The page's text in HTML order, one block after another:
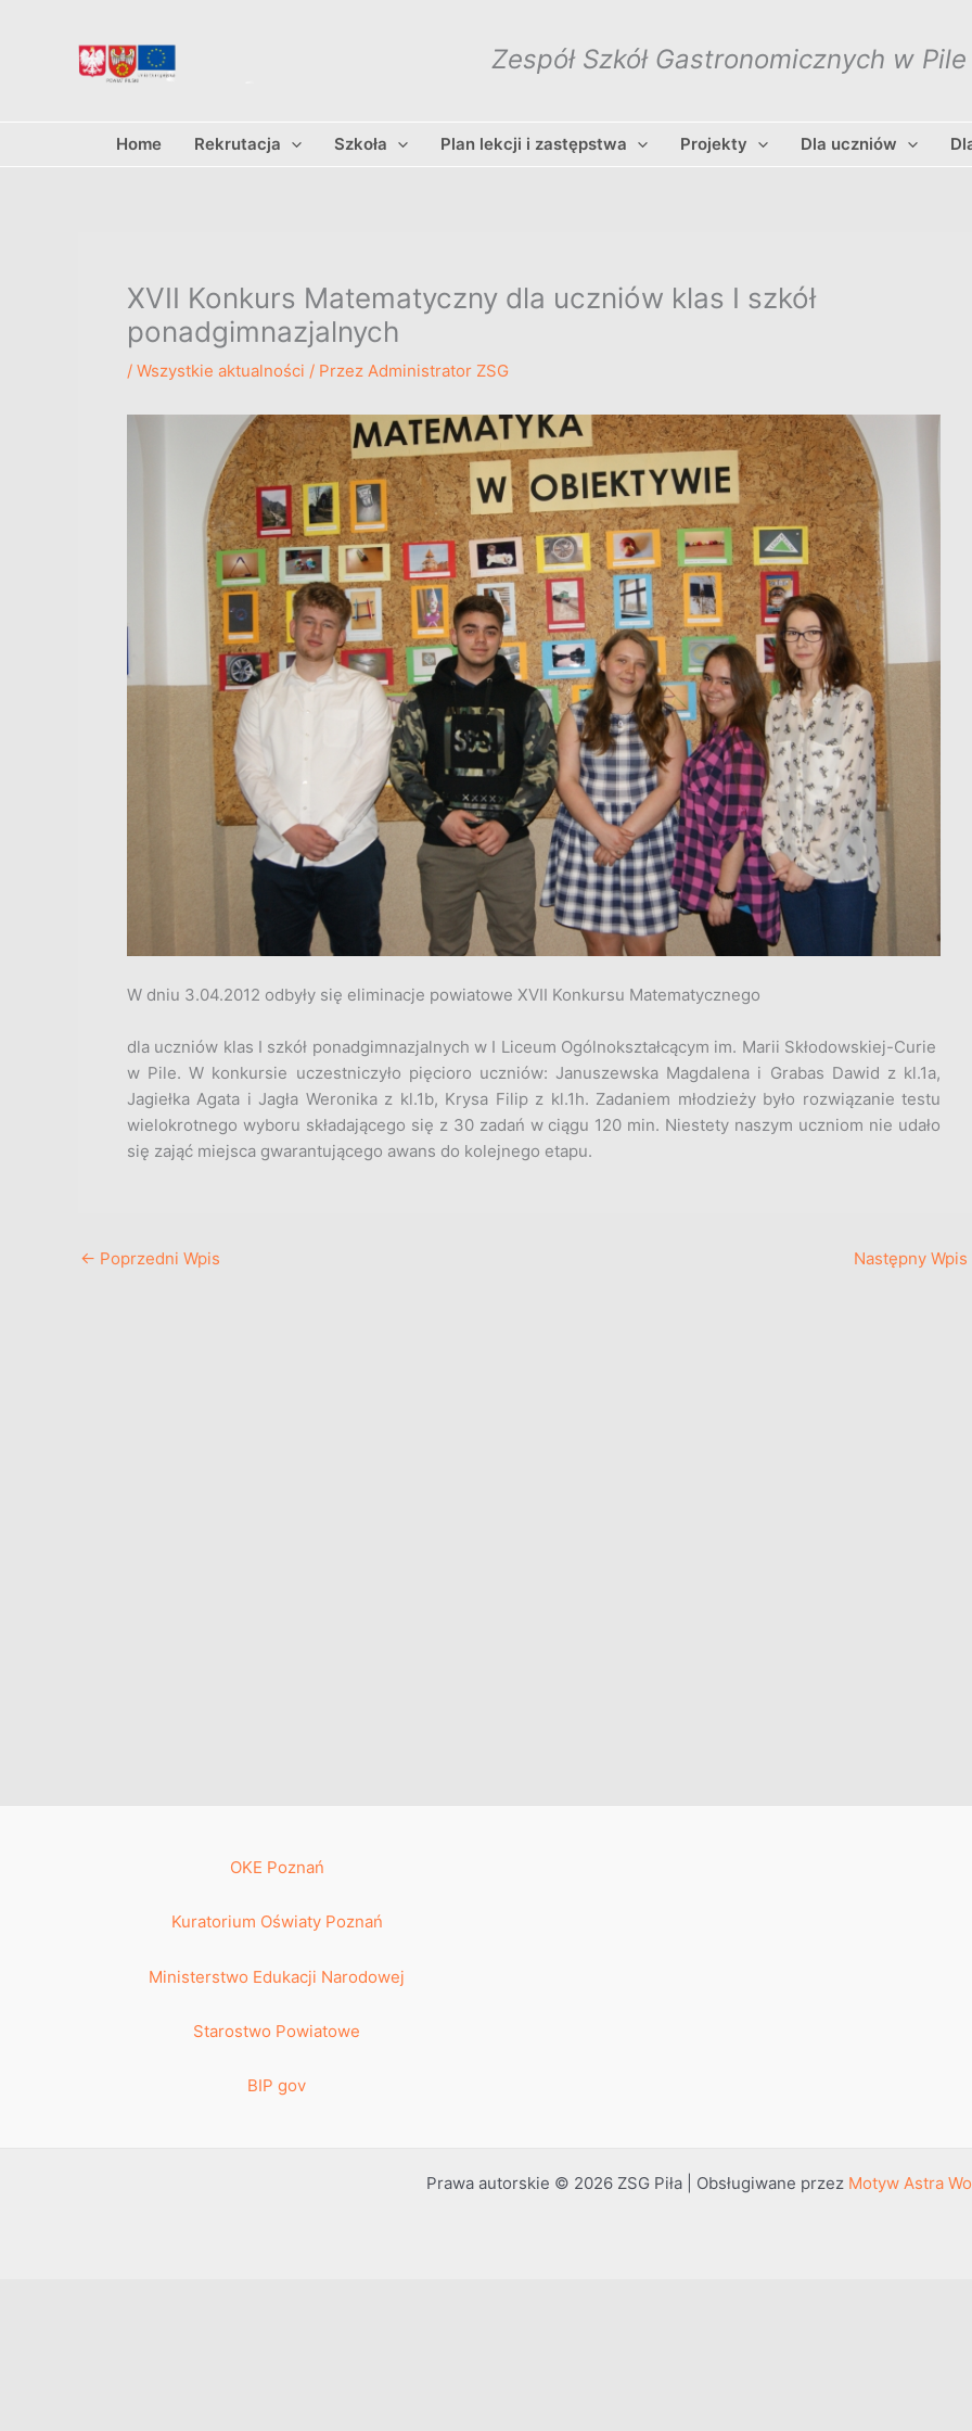
Zespół Szkół Gastronomicznych w Pile
Home Rekrutacja Szkoła Plan lekcji i zastępstwa Projekty Dla uczniów
XVII Konkurs Matematyczny dla uczniów klas I szkół
ponadgimnazjalnych
/ Wszystkie aktualności / Przez Administrator ZSG
W dniu 3.04.2012 odbyły się eliminacje powiatowe XVII Konkursu Matematycznego
dla uczniów klas I szkół ponadgimnazjalnych w I Liceum Ogólnokształcącym im. Marii Skłodowskiej-Curie
w Pile. W konkursie uczestniczyło pięcioro uczniów: Januszewska Magdalena i Grabas Dawid z kl.1a,
Jagiełka Agata i Jagła Weronika z kl.1b, Krysa Filip z kl.1h. Zadaniem młodzieży było rozwiązanie testu
wielokrotnego wyboru składającego się z 30 zadań w ciągu 120 min. Niestety naszym uczniom nie udało
się zająć miejsca gwarantującego awans do kolejnego etapu.
← Poprzedni Wpis Następny Wpis
OKE Poznań
Kuratorium Oświaty Poznań
Ministerstwo Edukacji Narodowej
Starostwo Powiatowe
BIP gov
Prawa autorskie © 2026 ZSG Piła | Obsługiwane przez Motyw Astra